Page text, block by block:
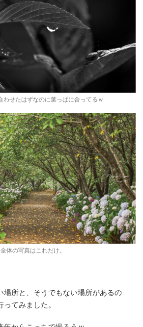
わせたはずなのに葉っぱに合ってるｗ
全体の写真はこれだけ。
場所と、そうでもない場所があるの
てみました。